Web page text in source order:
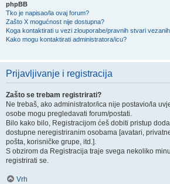
phpBB
Tko je napisao/la ovaj forum?
Zašto X mogućnost nije dostupna?
Koga kontaktirati u vezi zlouporabe/pravnih stvari
Kako mogu kontaktirati administratora/icu?
Prijavljivanje i registracija
Zašto se trebam registrirati?
Ne trebaš, ako administrator/ica nije postavio/la
osobe mogu pregledavati forum/postati.
Bilo kako bilo, Registracijom ćeš dobiti pristup
dostupne neregistriranim osobama [avatari,
pošta, korisničke grupe, itd.].
S obzirom da Registracija traje svega nekoliko
registrirati se.
Vrh